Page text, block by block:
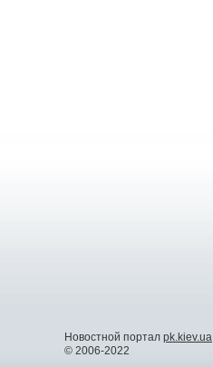
Новостной портал pk.kiev.ua
© 2006-2022